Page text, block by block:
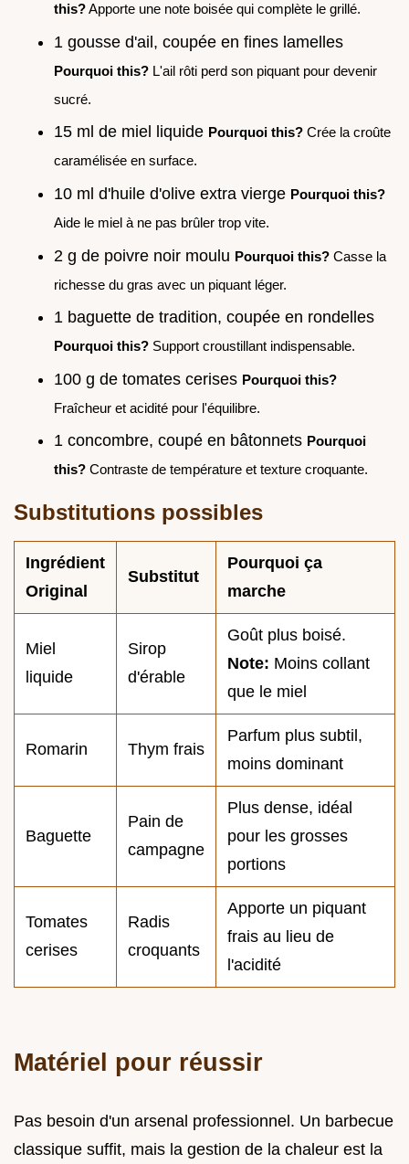
this?Apporte une note boisée qui complète le grillé.
1 gousse d'ail, coupée en fines lamelles
Pourquoi this? L'ail rôti perd son piquant pour devenir
sucré.
15 ml de miel liquide Pourquoi this? Crée la croûte
caramélisée en surface.
10 ml d'huile d'olive extra vierge Pourquoi this?
Aide le miel à ne pas brûler trop vite.
2 g de poivre noir moulu Pourquoi this? Casse la
richesse du gras avec un piquant léger.
1 baguette de tradition, coupée en rondelles
Pourquoi this? Support croustillant indispensable.
100 g de tomates cerises Pourquoi this?
Fraîcheur et acidité pour l'équilibre.
1 concombre, coupé en bâtonnets Pourquoi
this? Contraste de température et texture croquante.
Substitutions possibles
Ingrédient
Original
Substitut
Pourquoi ça
marche
Miel
liquide
Sirop
d'érable
Goût plus boisé.
Note: Moins collant
que le miel
Romarin Thym frais
Parfum plus subtil,
moins dominant
Baguette
Pain de
campagne
Plus dense, idéal
pour les grosses
portions
Tomates
cerises
Radis
croquants
Apporte un piquant
frais au lieu de
l'acidité
Matériel pour réussir
Pas besoin d'un arsenal professionnel. Un barbecue
classique suffit, mais la gestion de la chaleur est la